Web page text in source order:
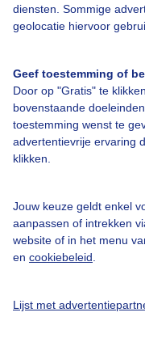
diensten. Sommige
geolocatie hiervoor
Geef toestemming of
Door op "Gratis" te
bovenstaande
toestemming wenst te
advertentievrije ervaring
klikken.
Jouw keuze geldt enkel
aanpassen of intrekken
website of in het menu
en cookiebeleid
Lijst met
Bedrijfsgegevens
Veelgestelde vragen
Contact
Adverteren
Buienradar Team
Cookie beleid